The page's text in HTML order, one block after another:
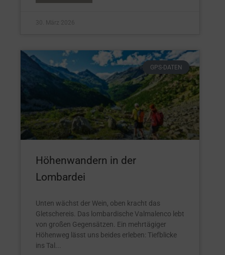
30. März 2026
GPS-DATEN
Höhenwandern in der
Lombardei
Unten wächst der Wein, oben kracht das
Gletschereis. Das lombardische Valmalenco lebt
von großen Gegensätzen. Ein mehrtägiger
Höhenweg lässt uns beides erleben: Tiefblicke
ins Tal